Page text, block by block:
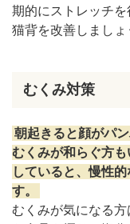
期的にストレッチ
猫背を改善しましょ
むくみ対策
朝起きると顔がパ
むくみが和らぐ方
していると、慢性
す。
むくみが気になる